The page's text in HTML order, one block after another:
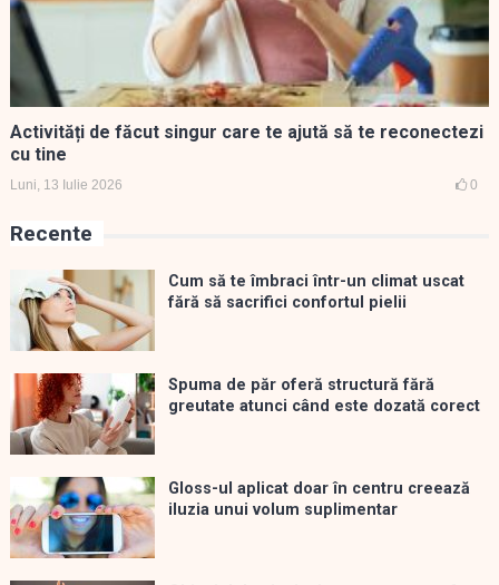
Activități de făcut singur care te ajută să te reconectezi
cu tine
Luni, 13 Iulie 2026 0
Recente
Cum să te îmbraci într-un climat uscat
fără să sacrifici confortul pielii
Spuma de păr oferă structură fără
greutate atunci când este dozată corect
Gloss-ul aplicat doar în centru creează
iluzia unui volum suplimentar